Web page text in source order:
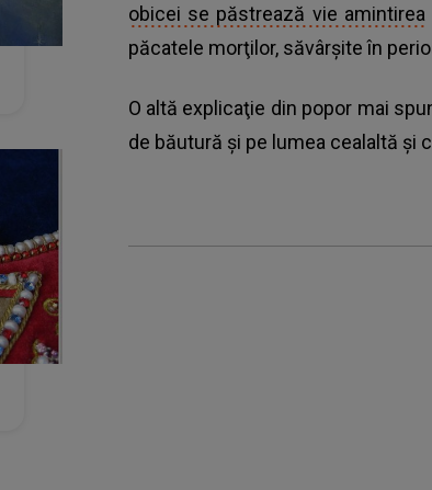
obicei se păstrează vie amintirea
păcatele morţilor, săvârşite în
O altă explicaţie din popor mai
de băutură şi pe lumea cealaltă şi